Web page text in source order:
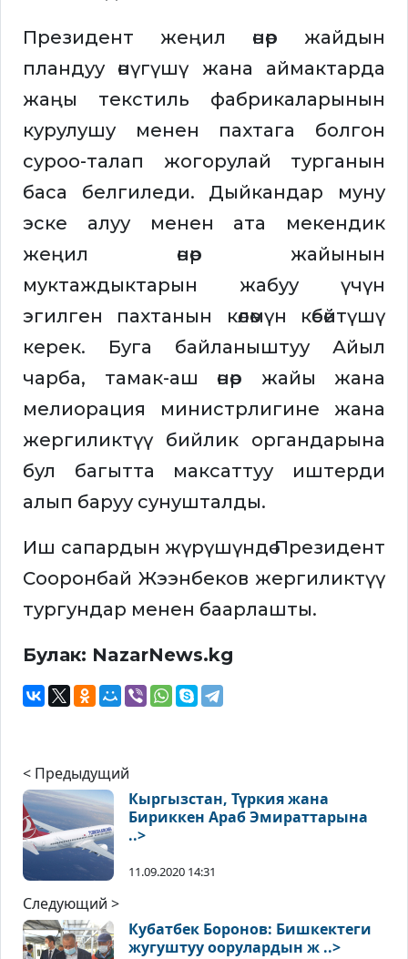
Президент жеңил өнөр жайдын
пландуу өнүгүшү жана аймактарда
жаңы текстиль фабрикаларынын
курулушу менен пахтага болгон
суроо-талап жогорулай турганын
баса белгиледи. Дыйкандар муну
эске алуу менен ата мекендик
жеңил өнөр жайынын
муктаждыктарын жабуу үчүн
эгилген пахтанын көлөмүн көбөйтүшү
керек. Буга байланыштуу Айыл
чарба, тамак-аш өнөр жайы жана
мелиорация министрлигине жана
жергиликтүү бийлик органдарына
бул багытта максаттуу иштерди
алып баруу сунушталды.
Иш сапардын жүрүшүндө Президент
Сооронбай Жээнбеков жергиликтүү
тургундар менен баарлашты.
Булак: NazarNews.kg
< Предыдущий
Кыргызстан, Түркия жана
Бириккен Араб Эмираттарына
..>
11.09.2020 14:31
Следующий >
Кубатбек Боронов: Бишкектеги
жугуштуу оорулардын ж ..>